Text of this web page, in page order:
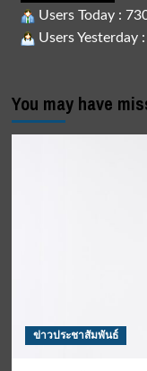
Users Today :
Users Yesterday
You may have
ข่าวประชาสัมพันธ์